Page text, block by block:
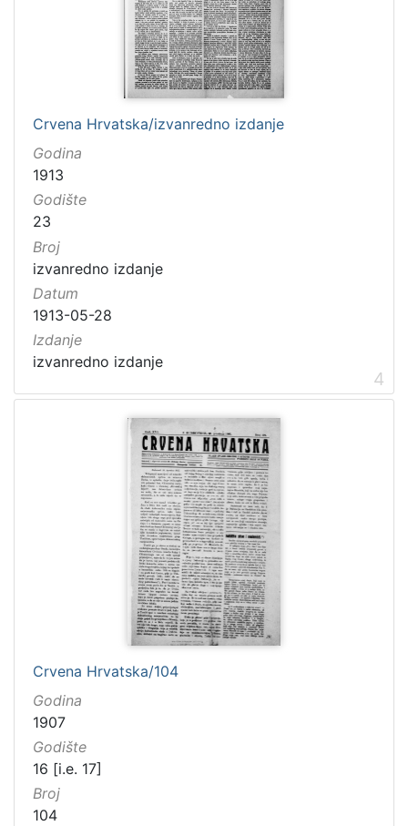
Crvena Hrvatska/izvanredno izdanje
Godina
1913
Godište
23
Broj
izvanredno izdanje
Datum
1913-05-28
Izdanje
izvanredno izdanje
4
Crvena Hrvatska/104
Godina
1907
Godište
16 [i.e. 17]
Broj
104